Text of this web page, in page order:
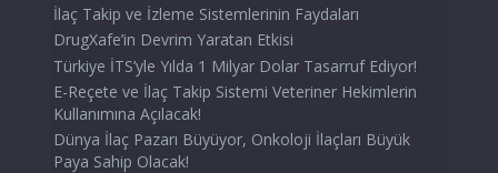
İlaç Takip ve İzleme Sistemlerinin Faydaları
DrugXafe’in Devrim Yaratan Etkisi
Türkiye İTS’yle Yılda 1 Milyar Dolar Tasarruf Ediyor!
E-Reçete ve İlaç Takip Sistemi Veteriner Hekimlerin
Kullanımına Açılacak!
Dünya İlaç Pazarı Büyüyor, Onkoloji İlaçları Büyük
Paya Sahip Olacak!